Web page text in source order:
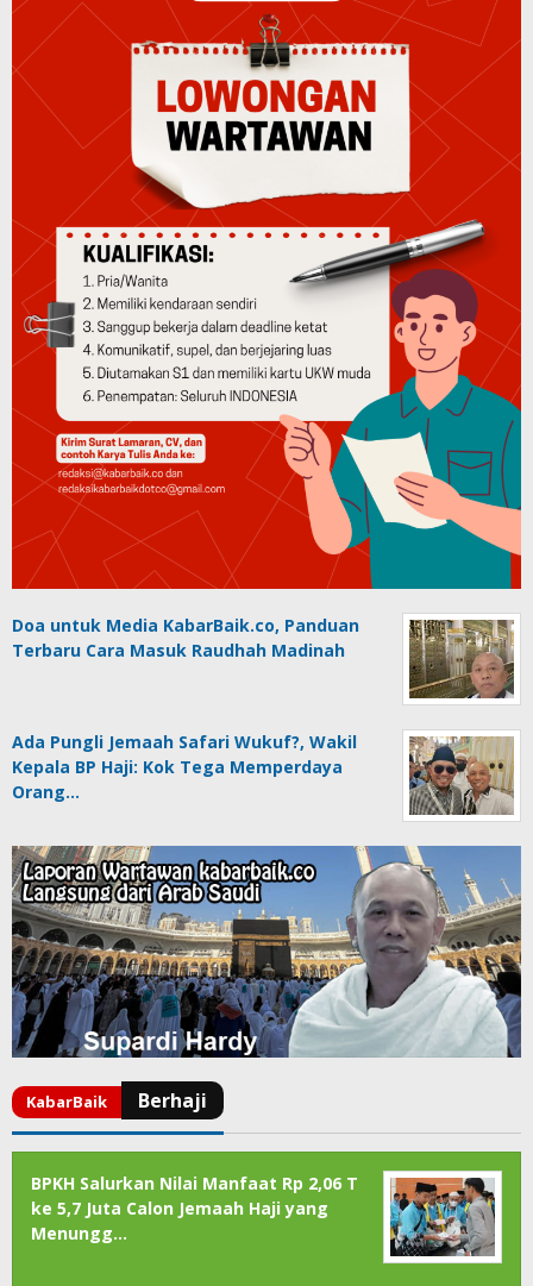
Doa untuk Media KabarBaik.co, Panduan
Terbaru Cara Masuk Raudhah Madinah
Ada Pungli Jemaah Safari Wukuf?, Wakil
Kepala BP Haji: Kok Tega Memperdaya
Orang…
BPKH Salurkan Nilai Manfaat Rp 2,06 T
ke 5,7 Juta Calon Jemaah Haji yang
Menungg…